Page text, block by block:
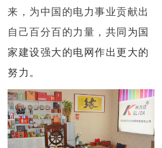
来，为中国的电力事业贡献出
自己百分百的力量， 共同为国
家建设强大的电网作出更大的
努力。